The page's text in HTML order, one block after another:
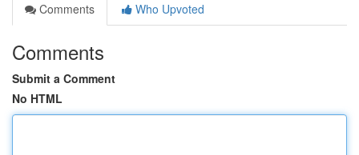
Comments
Who Upvoted
Comments
Submit a Comment
No HTML